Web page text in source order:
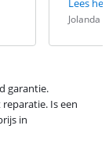
Lees
Jolanda
Datum:
garantie.
Is een
in